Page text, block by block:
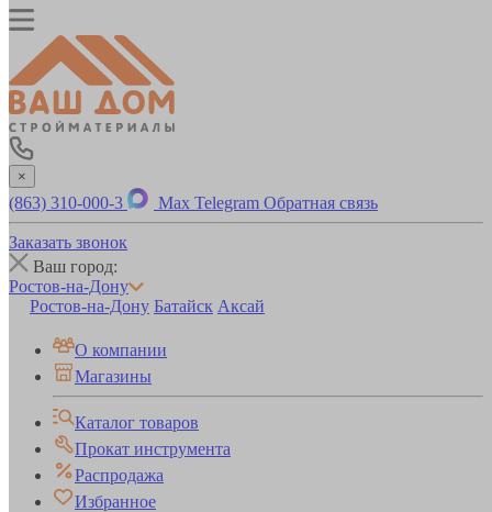
×
(863) 310-000-3 Max Telegram Обратная связь
Заказать звонок
Ваш город:
Ростов-на-Дону
Ростов-на-Дону Батайск Аксай
О компании
Магазины
Каталог товаров
Прокат инструмента
Распродажа
Избранное